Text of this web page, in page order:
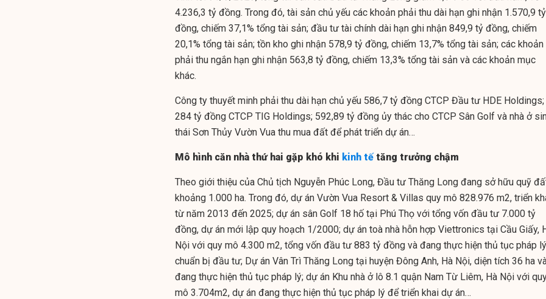
4.236,3 tỷ đồng. Trong đó, tài sản chủ yếu các khoản phải thu dài hạn ghi nhận 1.570,9 tỷ
đồng, chiếm 37,1% tổng tài sản; đầu tư tài chính dài hạn ghi nhận 849,9 tỷ đồng, chiếm
20,1% tổng tài sản; tồn kho ghi nhận 578,9 tỷ đồng, chiếm 13,7% tổng tài sản; các khoản
phải thu ngắn hạn ghi nhận 563,8 tỷ đồng, chiếm 13,3% tổng tài sản và các khoản mục
khác.
Công ty thuyết minh phải thu dài hạn chủ yếu 586,7 tỷ đồng CTCP Đầu tư HDE Holdings;
284 tỷ đồng CTCP TIG Holdings; 592,89 tỷ đồng ủy thác cho CTCP Sân Golf và nhà ở
thái Sơn Thủy Vườn Vua thu mua đất để phát triển dự án…
Mô hình căn nhà thứ hai gặp khó khi kinh tếtăng trưởng chậm
Theo giới thiệu của Chủ tịch Nguyễn Phúc Long, Đầu tư Thăng Long đang sở hữu quỹ
khoảng 1.000 ha. Trong đó, dự án Vườn Vua Resort & Villas quy mô 828.976 m2, triển
từ năm 2013 đến 2025; dự án sân Golf 18 hố tại Phú Thọ với tổng vốn đầu tư 7.000 tỷ
đồng, dự án mới lập quy hoạch 1/2000; dự án toà nhà hỗn hợp Viettronics tại Cầu Giấy,
Nội với quy mô 4.300 m2, tổng vốn đầu tư 883 tỷ đồng và đang thực hiện thủ tục pháp lý
chuẩn bị đầu tư; Dự án Vân Trì Thăng Long tại huyện Đông Anh, Hà Nội, diện tích 36 ha
đang thực hiện thủ tục pháp lý; dự án Khu nhà ở lô 8.1 quận Nam Từ Liêm, Hà Nội với
mô 3.704m2, dự án đang thực hiện thủ tục pháp lý để triển khai dự án…